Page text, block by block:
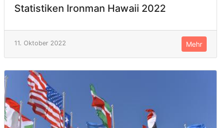
Statistiken Ironman Hawaii 2022
11. Oktober 2022 Mehr